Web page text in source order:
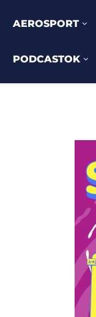
AEROSPORT
PODCASTOK